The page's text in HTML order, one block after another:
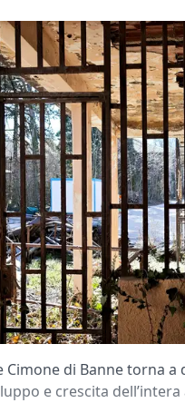
Cimone di Banne torna
e crescita